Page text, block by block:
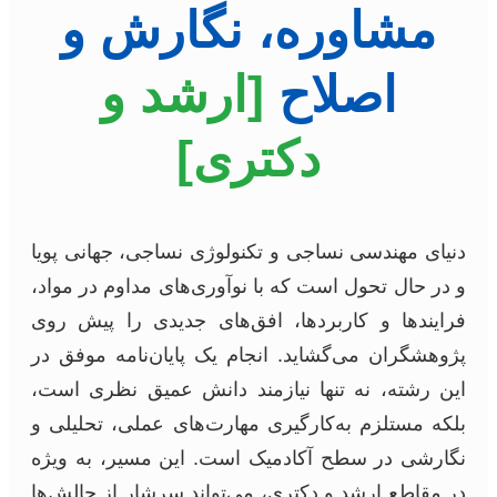
مشاوره، نگارش و
اصلاح [ارشد و
دکتری]
دنیای مهندسی نساجی و تکنولوژی نساجی، جهانی پویا
و در حال تحول است که با نوآوری‌های مداوم در مواد،
فرایندها و کاربردها، افق‌های جدیدی را پیش روی
پژوهشگران می‌گشاید. انجام یک پایان‌نامه موفق در
این رشته، نه تنها نیازمند دانش عمیق نظری است،
بلکه مستلزم به‌کارگیری مهارت‌های عملی، تحلیلی و
نگارشی در سطح آکادمیک است. این مسیر، به ویژه
در مقاطع ارشد و دکتری، می‌تواند سرشار از چالش‌ها